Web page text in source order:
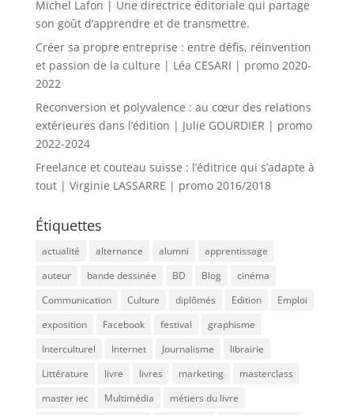
Michel Lafon | Une directrice éditoriale qui partage
son goût d’apprendre et de transmettre.
Créer sa propre entreprise : entre défis, réinvention
et passion de la culture | Léa CESARI | promo 2020-
2022
Reconversion et polyvalence : au cœur des relations
extérieures dans l’édition | Julie GOURDIER | promo
2022-2024
Freelance et couteau suisse : l’éditrice qui s’adapte à
tout | Virginie LASSARRE | promo 2016/2018
Étiquettes
actualité alternance alumni
apprentissage
auteur
bande dessinée BD Blog
cinéma
Communication
Culture diplômés Edition
Emploi
exposition
Facebook festival
graphisme
Interculturel
Internet Journalisme
librairie
Littérature
livre livres marketing
masterclass
master iec
Multimédia
métiers du livre